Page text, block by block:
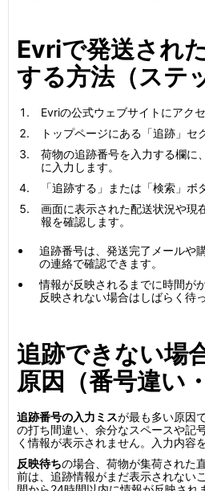
Evriで発送され
する方法（ステ
Evriの公式ウェブサイトにアクセ
トップページにある「追跡」セ
荷物の追跡番号を入力する欄に
に入力します。
「追跡する」または「検索」ボ
画面に表示された配送状況や現
報を確認します。
追跡番号は、発送完了メールや
の連絡で確認できます。
情報が反映されるまでに時間が
反映されない場合はしばらく待
追跡できない場
原因（番号違い
追跡番号の入力ミスが最も多い原因
の打ち間違い、余分なスペースや記
く情報が表示されません。入力内容
反映待ちの場合、荷物が集荷された
前は、追跡情報がまだ表示されない